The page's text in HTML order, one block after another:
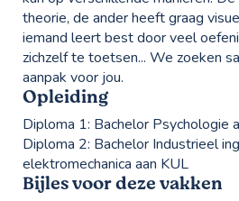
theorie, de ander heeft graag
iemand leert best door veel
zichzelf te toetsen... We zoeken
aanpak voor jou.
Opleiding
Diploma 1: Bachelor Psychologie
Diploma 2: Bachelor Industrieel
elektromechanica aan KUL
Bijles voor deze vakken